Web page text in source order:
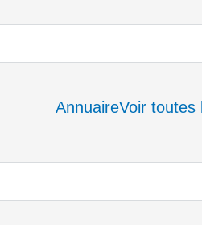
AnnuaireVoir toutes